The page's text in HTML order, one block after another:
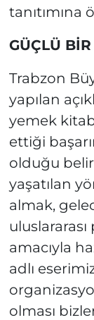
tanıtımına
GÜÇLÜ
Trabzon
yapılan
yemek
ettiği
olduğu
yaşatılan
almak,
amacıyla
adlı
olması